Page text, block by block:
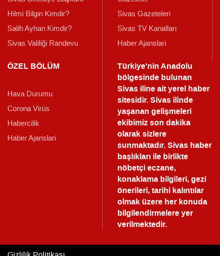
Hilmi Bilgin Kimdir?
Salih Ayhan Kimdir?
Sivas Valiliği Randevu
Sivas Gazeteleri
Sivas TV Kanalları
Haber Ajanslari
ÖZEL BÖLÜM
Hava Durumu
Corona Virüs
Habercilik
Haber Ajanslari
Türkiye'nin Anadolu
bölgesinde bulunan
Sivas iline ait yerel haber
sitesidir. Sivas ilinde
yaşanan gelişmeleri
ekibimiz son dakika
olarak sizlere
sunmaktadır.Sivas haber
başlıkları ile birlikte
nöbetçi eczane,
konaklama bilgileri, gezi
önerileri, tarihi kalıntılar
olmak üzere her konuda
bilgilendirmelere yer
verilmektedir.